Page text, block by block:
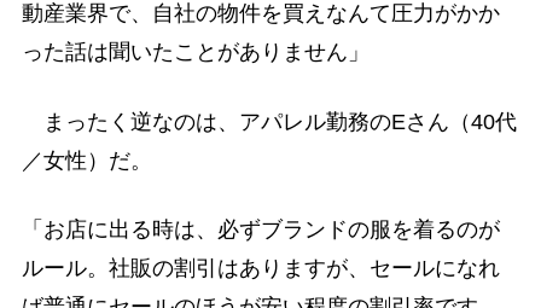
動産業界で、自社の物件を買えなんて圧力がかか
った話は聞いたことがありません」
まったく逆なのは、アパレル勤務のEさん（40代
／女性）だ。
「お店に出る時は、必ずブランドの服を着るのが
ルール。社販の割引はありますが、セールになれ